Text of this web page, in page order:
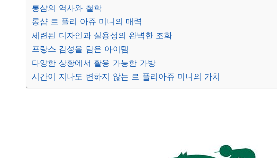
롱샴의 역사와 철학
롱샴 르 플리 아쥬 미니의 매력
세련된 디자인과 실용성의 완벽한 조화
프랑스 감성을 담은 아이템
다양한 상황에서 활용 가능한 가방
시간이 지나도 변하지 않는 르 플리아쥬 미니의 가치